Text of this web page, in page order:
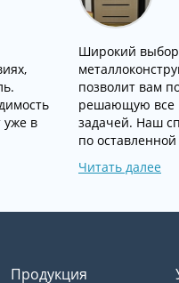
уже в
Широкий
позволит вам
решающую все
задачей. Наш
по
Читать далее
Продукция